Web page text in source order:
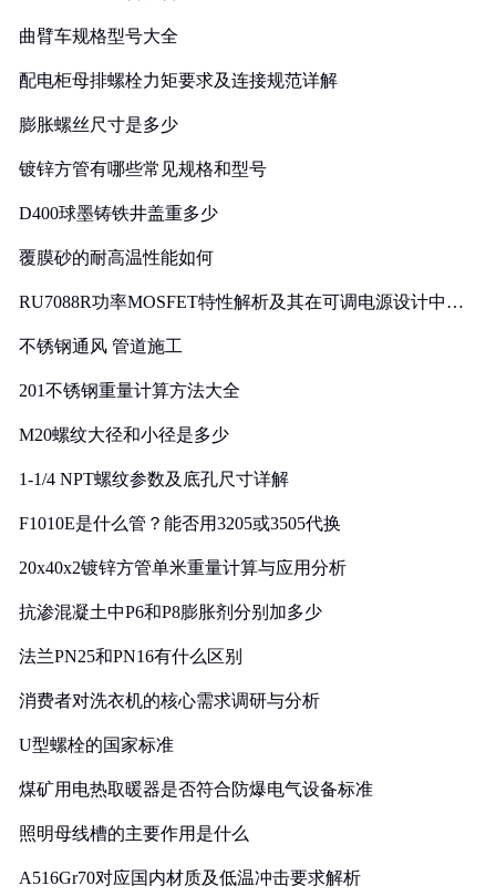
曲臂车规格型号大全
配电柜母排螺栓力矩要求及连接规范详解
膨胀螺丝尺寸是多少
镀锌方管有哪些常见规格和型号
D400球墨铸铁井盖重多少
覆膜砂的耐高温性能如何
RU7088R功率MOSFET特性解析及其在可调电源设计中的
不锈钢通风 管道施工
201不锈钢重量计算方法大全
M20螺纹大径和小径是多少
1-1/4 NPT螺纹参数及底孔尺寸详解
F1010E是什么管？能否用3205或3505代换
20x40x2镀锌方管单米重量计算与应用分析
抗渗混凝土中P6和P8膨胀剂分别加多少
法兰PN25和PN16有什么区别
消费者对洗衣机的核心需求调研与分析
U型螺栓的国家标准
煤矿用电热取暖器是否符合防爆电气设备标准
照明母线槽的主要作用是什么
A516Gr70对应国内材质及低温冲击要求解析